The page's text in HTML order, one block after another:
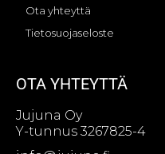
Ota yhteyttä
Tietosuojaseloste
OTA YHTEYTTÄ
Jujuna Oy
Y-tunnus 3267825-4